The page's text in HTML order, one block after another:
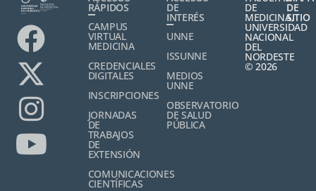
RÁPIDOS
CAMPUS
VIRTUAL
MEDICINA
CREDENCIALES
DIGITALES
INSCRIPCIONES
JORNADAS
DE
TRABAJOS
DE
EXTENSIÓN
COMUNICACIONES
CIENTÍFICAS
DE
INTERÉS
UNNE
ISSUNNE
MEDIOS
UNNE
OBSERVATORIO
DE SALUD
PÚBLICA
DE
MEDICINA,
UNIVERSIDAD
NACIONAL
DEL
NORDESTE
© 2026
DE
SITIO